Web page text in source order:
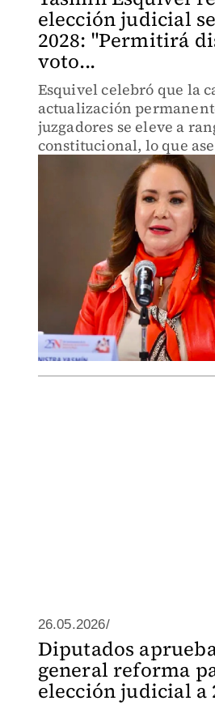
elección judicial
2028: "Permitirá
voto...
Esquivel celebró que la
actualización
juzgadores se eleve a
constitucional, lo que
estándares profesionales
impartición de justicia.
26.05.2026/
Diputados
general reforma
elección judicial a